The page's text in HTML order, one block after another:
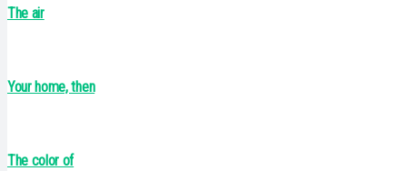
The air
Your home, then
The color of